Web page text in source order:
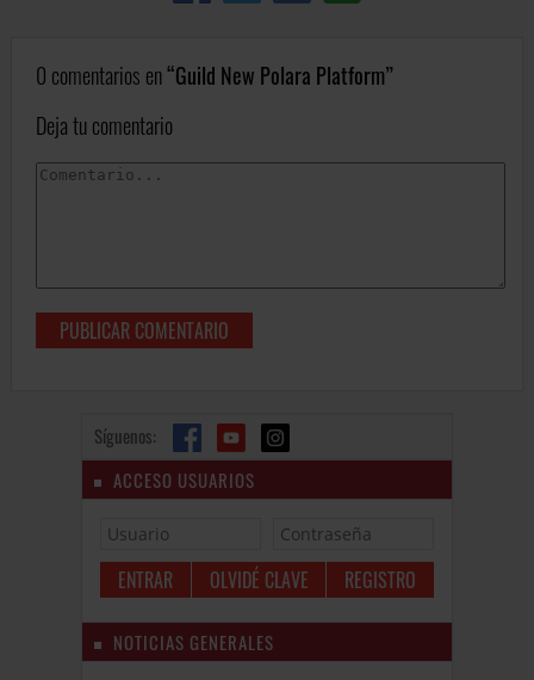
0 comentarios en Guild New Polara Platform
Deja tu comentario
Síguenos:
ACCESO USUARIOS
OLVIDÉ CLAVE REGISTRO
NOTICIAS GENERALES